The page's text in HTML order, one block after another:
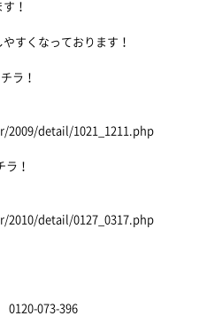
！
すくなっております！
ラ！
detail/1021_1211.php
！
detail/0127_0317.php
073-396